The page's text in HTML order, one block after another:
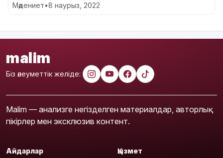
Мәдениет•8 наурыз, 2022
malim
Біз әлеуметтік желіде:
Malim — анализге негізделген материалдар, авторлық
пікірлер мен эксклюзив контент.
Айдарлар Қызмет